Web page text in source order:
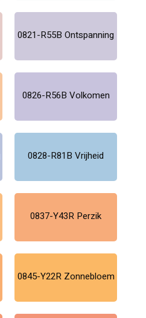
0821-R55B Ontspanning
0826-R56B Volkomen
0828-R81B Vrijheid
0837-Y43R Perzik
0845-Y22R Zonnebloem